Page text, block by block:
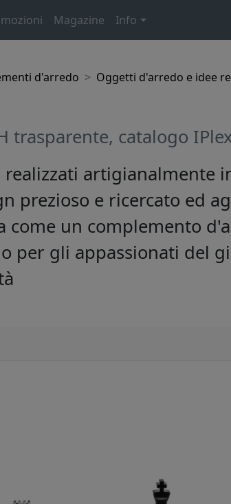
Magazine Info
d'arredo Oggetti d'arredo e idee
trasparente, catalogo
realizzati artigianalmente
prezioso e ricercato ed
come un complemento
per gli appassionati del